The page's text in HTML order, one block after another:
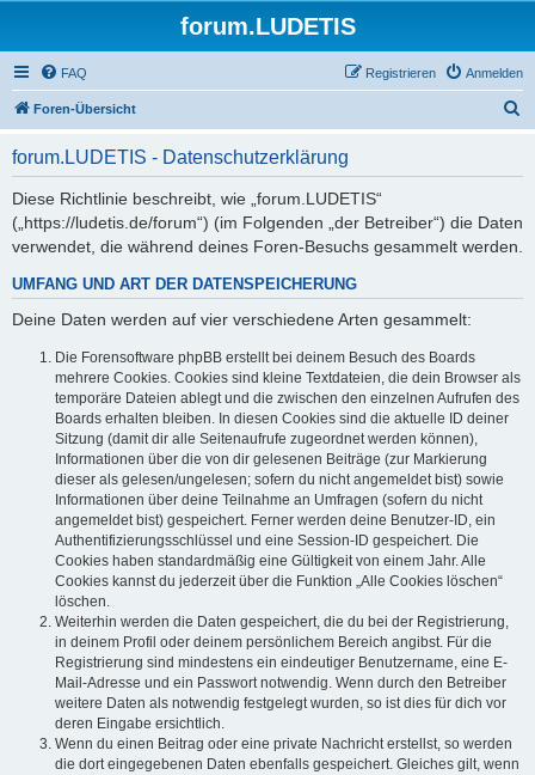
forum.LUDETIS
FAQ Anmelden
Registrieren
Foren-Übersicht
forum.LUDETIS - Datenschutzerklärung
Diese Richtlinie beschreibt, wie „forum.LUDETIS“
(„https://ludetis.de/forum“) (im Folgenden „der Betreiber“) die Daten
verwendet, die während deines Foren-Besuchs gesammelt werden.
UMFANG UND ART DER DATENSPEICHERUNG
Deine Daten werden auf vier verschiedene Arten gesammelt:
Die Forensoftware phpBB erstellt bei deinem Besuch des Boards
mehrere Cookies. Cookies sind kleine Textdateien, die dein Browser als
temporäre Dateien ablegt und die zwischen den einzelnen Aufrufen des
Boards erhalten bleiben. In diesen Cookies sind die aktuelle ID deiner
Sitzung (damit dir alle Seitenaufrufe zugeordnet werden können),
Informationen über die von dir gelesenen Beiträge (zur Markierung
dieser als gelesen/ungelesen; sofern du nicht angemeldet bist) sowie
Informationen über deine Teilnahme an Umfragen (sofern du nicht
angemeldet bist) gespeichert. Ferner werden deine Benutzer-ID, ein
Authentifizierungsschlüssel und eine Session-ID gespeichert. Die
Cookies haben standardmäßig eine Gültigkeit von einem Jahr. Alle
Cookies kannst du jederzeit über die Funktion „Alle Cookies löschen“
löschen.
Weiterhin werden die Daten gespeichert, die du bei der Registrierung,
in deinem Profil oder deinem persönlichem Bereich angibst. Für die
Registrierung sind mindestens ein eindeutiger Benutzername, eine E-
Mail-Adresse und ein Passwort notwendig. Wenn durch den Betreiber
weitere Daten als notwendig festgelegt wurden, so ist dies für dich vor
deren Eingabe ersichtlich.
Wenn du einen Beitrag oder eine private Nachricht erstellst, so werden
die dort eingegebenen Daten ebenfalls gespeichert. Gleiches gilt, wenn